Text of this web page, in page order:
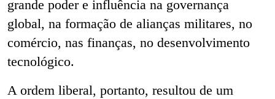
grande poder e influência na governança
global, na formação de alianças militares, no
comércio, nas finanças, no desenvolvimento
tecnológico.
A ordem liberal, portanto, resultou de um